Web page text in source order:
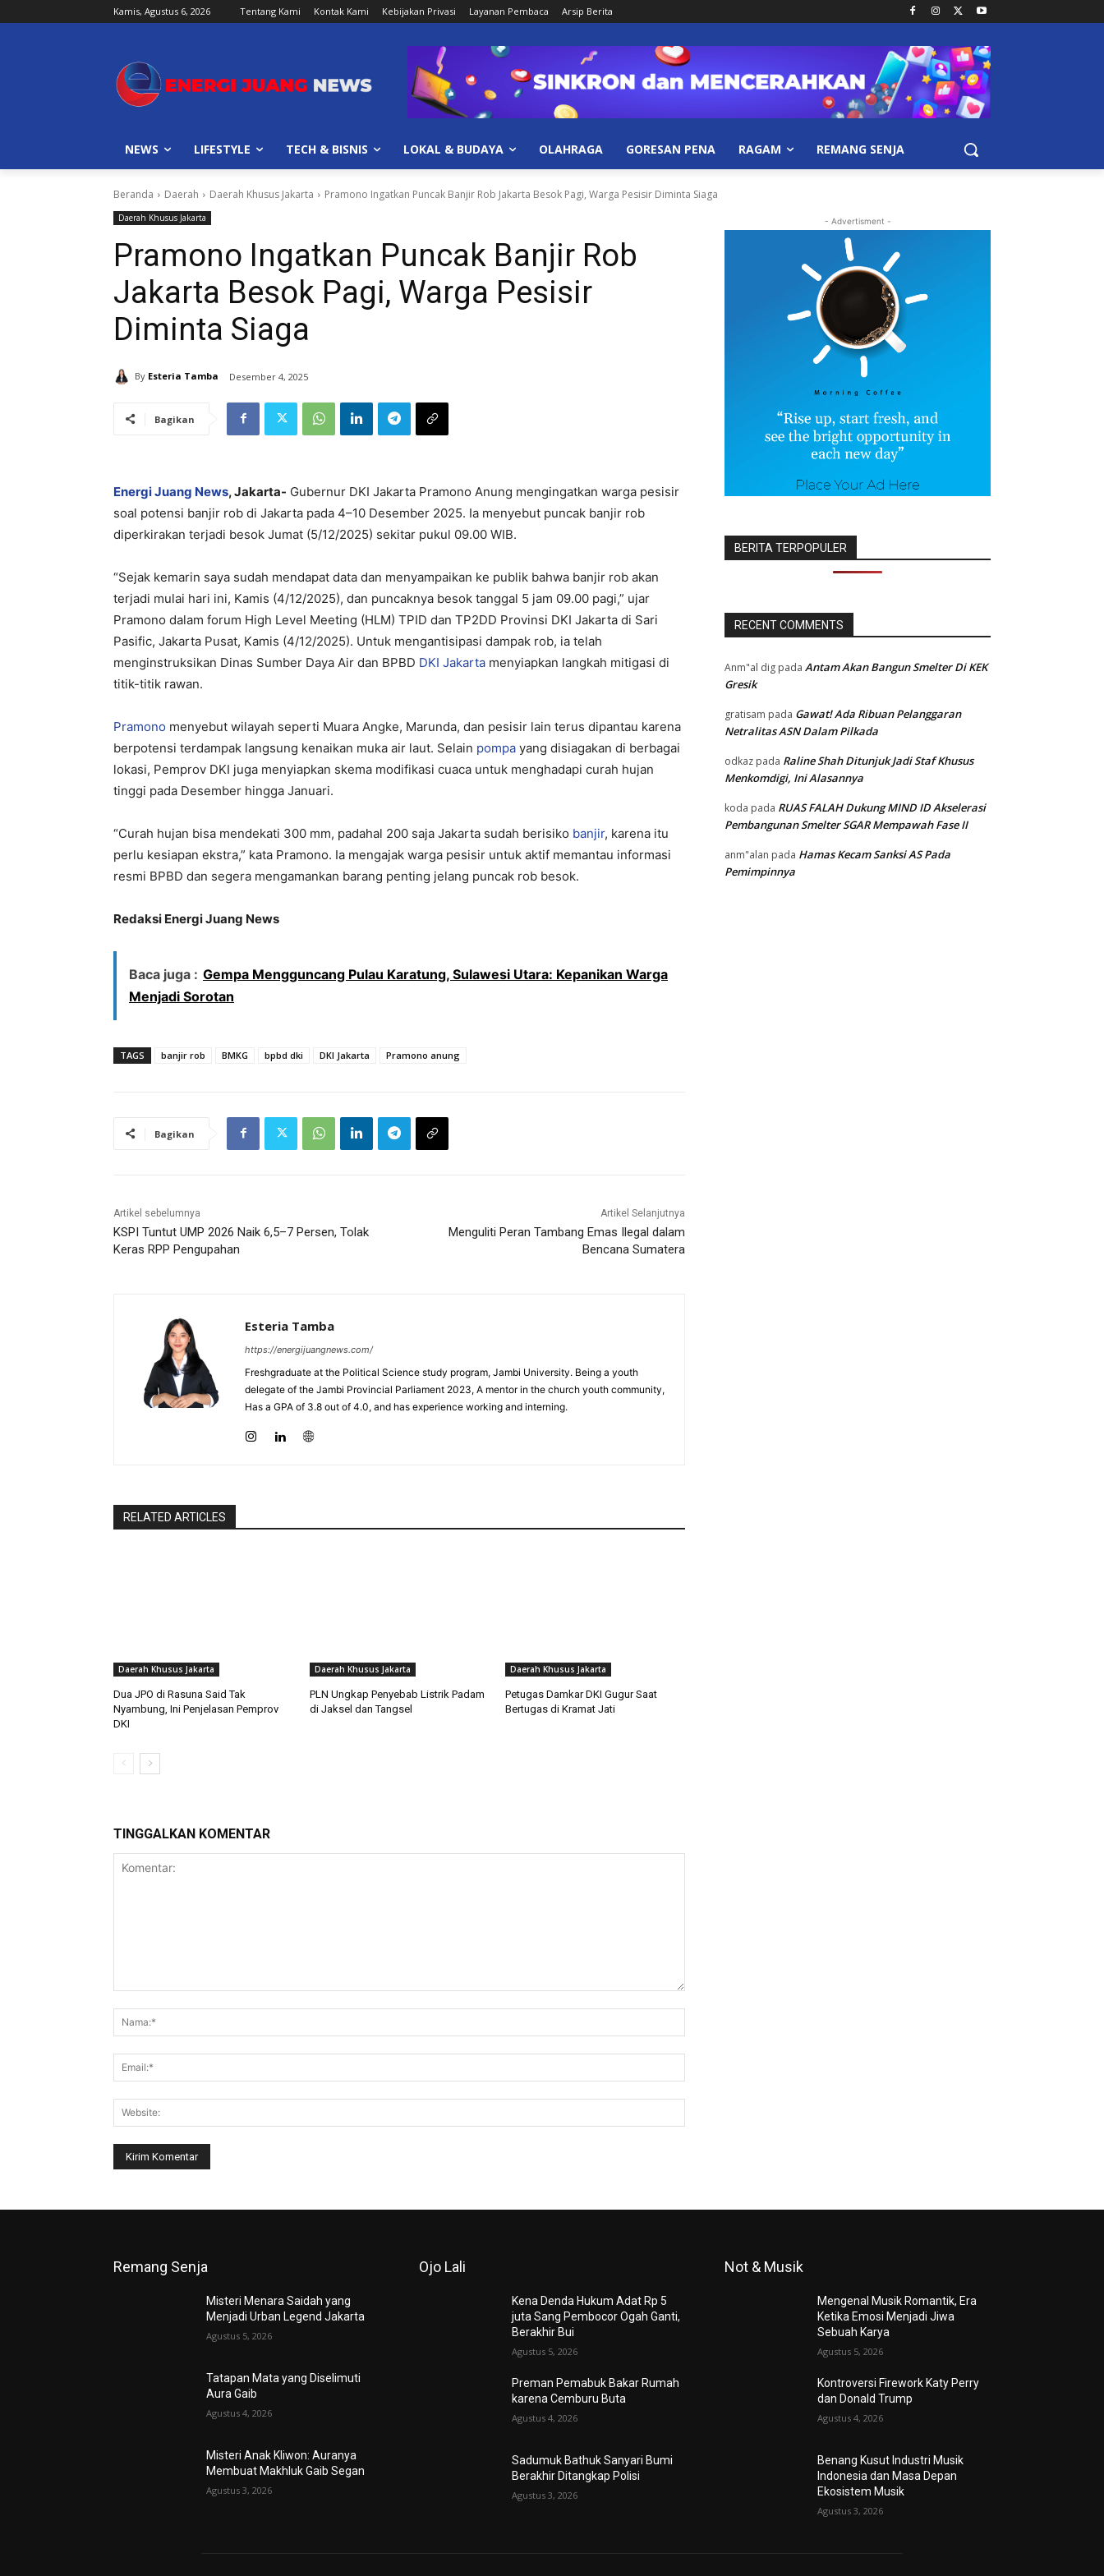
Kamis, Agustus 6, 2026 Tentang Kami Kontak Kami Kebijakan Privasi Layanan Pembaca Arsip Berita
NEWS LIFESTYLE TECH & BISNIS LOKAL & BUDAYA OLAHRAGA GORESAN PENA RAGAM REMANG SENJA
Beranda Daerah Daerah Khusus Jakarta Pramono Ingatkan Puncak Banjir Rob Jakarta Besok Pagi, Warga Pesisir Diminta Siaga
Daerah Khusus Jakarta
Pramono Ingatkan Puncak Banjir Rob
Jakarta Besok Pagi, Warga Pesisir
Diminta Siaga
By Esteria Tamba Desember 4, 2025
Bagikan
Energi Juang News, Jakarta- Gubernur DKI Jakarta Pramono Anung mengingatkan warga pesisir
soal potensi banjir rob di Jakarta pada 4–10 Desember 2025. Ia menyebut puncak banjir rob
diperkirakan terjadi besok Jumat (5/12/2025) sekitar pukul 09.00 WIB.​
“Sejak kemarin saya sudah mendapat data dan menyampaikan ke publik bahwa banjir rob akan
terjadi mulai hari ini, Kamis (4/12/2025), dan puncaknya besok tanggal 5 jam 09.00 pagi,” ujar
Pramono dalam forum High Level Meeting (HLM) TPID dan TP2DD Provinsi DKI Jakarta di Sari
Pasific, Jakarta Pusat, Kamis (4/12/2025). Untuk mengantisipasi dampak rob, ia telah
menginstruksikan Dinas Sumber Daya Air dan BPBD DKI Jakarta menyiapkan langkah mitigasi di
titik-titik rawan.​
Pramono menyebut wilayah seperti Muara Angke, Marunda, dan pesisir lain terus dipantau karena
berpotensi terdampak langsung kenaikan muka air laut. Selain pompa yang disiagakan di berbagai
lokasi, Pemprov DKI juga menyiapkan skema modifikasi cuaca untuk menghadapi curah hujan
tinggi pada Desember hingga Januari.​
“Curah hujan bisa mendekati 300 mm, padahal 200 saja Jakarta sudah berisiko banjir, karena itu
perlu kesiapan ekstra,” kata Pramono. Ia mengajak warga pesisir untuk aktif memantau informasi
resmi BPBD dan segera mengamankan barang penting jelang puncak rob besok.
Redaksi Energi Juang News
Baca juga : Gempa Mengguncang Pulau Karatung, Sulawesi Utara: Kepanikan Warga
Menjadi Sorotan
TAGS banjir rob BMKG bpbd dki DKI Jakarta Pramono anung
Bagikan
Artikel sebelumnya
KSPI Tuntut UMP 2026 Naik 6,5–7 Persen, Tolak
Keras RPP Pengupahan
Artikel Selanjutnya
Menguliti Peran Tambang Emas Ilegal dalam
Bencana Sumatera
Esteria Tamba
https://energijuangnews.com/
Freshgraduate at the Political Science study program, Jambi University. Being a youth
delegate of the Jambi Provincial Parliament 2023, A mentor in the church youth community,
Has a GPA of 3.8 out of 4.0, and has experience working and interning.
RELATED ARTICLES
Daerah Khusus Jakarta
Dua JPO di Rasuna Said Tak
Nyambung, Ini Penjelasan Pemprov
DKI
Daerah Khusus Jakarta
PLN Ungkap Penyebab Listrik Padam
di Jaksel dan Tangsel
Daerah Khusus Jakarta
Petugas Damkar DKI Gugur Saat
Bertugas di Kramat Jati
TINGGALKAN KOMENTAR
- Advertisment -
BERITA TERPOPULER
RECENT COMMENTS
Anm"al dig pada Antam Akan Bangun Smelter Di KEK
Gresik
gratisam pada Gawat! Ada Ribuan Pelanggaran
Netralitas ASN Dalam Pilkada
odkaz pada Raline Shah Ditunjuk Jadi Staf Khusus
Menkomdigi, Ini Alasannya
koda pada RUAS FALAH Dukung MIND ID Akselerasi
Pembangunan Smelter SGAR Mempawah Fase II
anm"alan pada Hamas Kecam Sanksi AS Pada
Pemimpinnya
Remang Senja
Misteri Menara Saidah yang
Menjadi Urban Legend Jakarta
Agustus 5, 2026
Tatapan Mata yang Diselimuti
Aura Gaib
Agustus 4, 2026
Misteri Anak Kliwon: Auranya
Membuat Makhluk Gaib Segan
Agustus 3, 2026
Ojo Lali
Kena Denda Hukum Adat Rp 5
juta Sang Pembocor Ogah Ganti,
Berakhir Bui
Agustus 5, 2026
Preman Pemabuk Bakar Rumah
karena Cemburu Buta
Agustus 4, 2026
Sadumuk Bathuk Sanyari Bumi
Berakhir Ditangkap Polisi
Agustus 3, 2026
Not & Musik
Mengenal Musik Romantik, Era
Ketika Emosi Menjadi Jiwa
Sebuah Karya
Agustus 5, 2026
Kontroversi Firework Katy Perry
dan Donald Trump
Agustus 4, 2026
Benang Kusut Industri Musik
Indonesia dan Masa Depan
Ekosistem Musik
Agustus 3, 2026